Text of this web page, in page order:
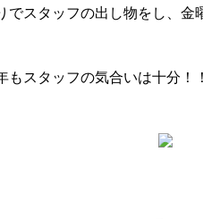
でスタッフの出し物をし、金
もスタッフの気合いは十分！